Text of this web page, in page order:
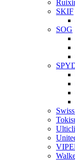
SKIF
SOG